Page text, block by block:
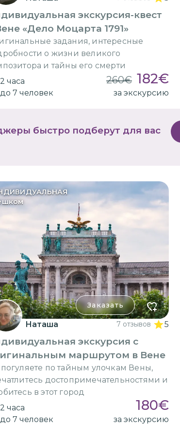
экскурсия-квест
«Дело Моцарта 1791»
задания, интересные
о жизни великого
и тайны его смерти
2 часа
260€ 182€
до 7 человек за экскурсию
быстро подберут для вас
Заказать
Наташа 7 отзывов 5
экскурсия с
маршрутом в Вене
по тайным улочкам Вены,
достопримечательностями и
в этот город
2 часа
180€
до 7 человек за экскурсию